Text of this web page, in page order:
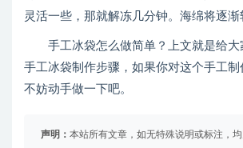
灵活一些，那就解冻几分钟。海绵将逐渐
手工冰袋怎么做简单？上文就是给大
手工冰袋制作步骤，如果你对这个手工制
不妨动手做一下吧。
声明： 本站所有文章，如无特殊说明或标注，